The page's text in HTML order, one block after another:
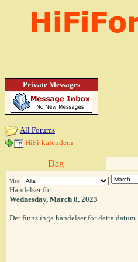
Private Messages
All Forums
HiFi-kalendern
Dag
Visa:
Händelser för
Wednesday, March 8, 2023
Det finns inga händelser för detta datum.